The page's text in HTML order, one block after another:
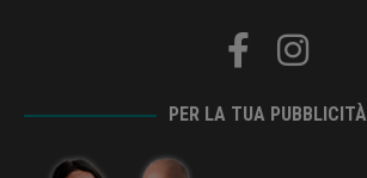
PER LA TUA PUBBLICITÀ